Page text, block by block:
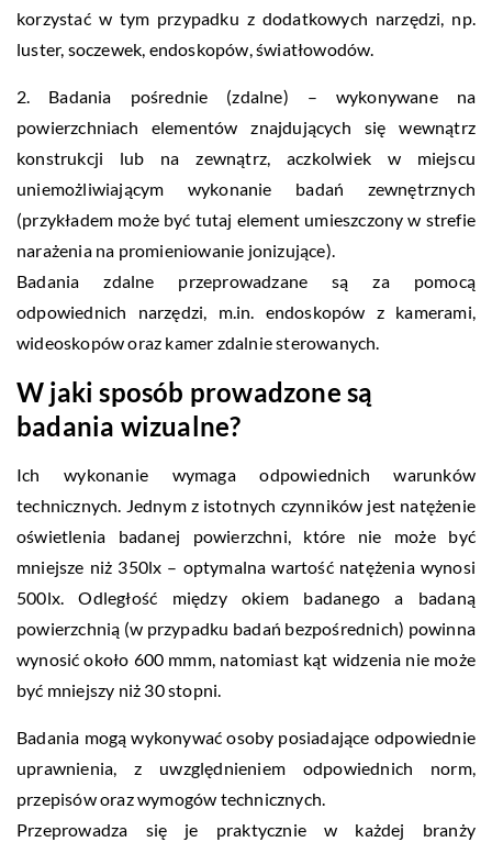
korzystać w tym przypadku z dodatkowych narzędzi, np.
luster, soczewek, endoskopów, światłowodów.
2. Badania pośrednie (zdalne) – wykonywane na
powierzchniach elementów znajdujących się wewnątrz
konstrukcji lub na zewnątrz, aczkolwiek w miejscu
uniemożliwiającym wykonanie badań zewnętrznych
(przykładem może być tutaj element umieszczony w strefie
narażenia na promieniowanie jonizujące).
Badania zdalne przeprowadzane są za pomocą
odpowiednich narzędzi, m.in. endoskopów z kamerami,
wideoskopów oraz kamer zdalnie sterowanych.
W jaki sposób prowadzone są
badania wizualne?
Ich wykonanie wymaga odpowiednich warunków
technicznych. Jednym z istotnych czynników jest natężenie
oświetlenia badanej powierzchni, które nie może być
mniejsze niż 350lx – optymalna wartość natężenia wynosi
500lx. Odległość między okiem badanego a badaną
powierzchnią (w przypadku badań bezpośrednich) powinna
wynosić około 600 mmm, natomiast kąt widzenia nie może
być mniejszy niż 30 stopni.
Badania mogą wykonywać osoby posiadające odpowiednie
uprawnienia, z uwzględnieniem odpowiednich norm,
przepisów oraz wymogów technicznych.
Przeprowadza się je praktycznie w każdej branży